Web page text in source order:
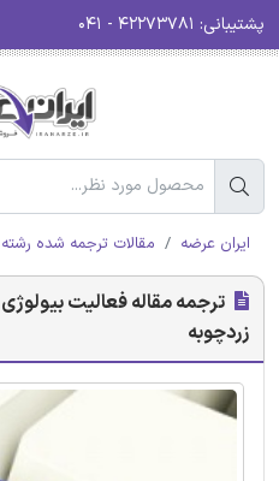
پشتیبانی:
ایران عرضه مقالات ترجمه شده
ترجمه مقاله فعالیت بیولوژی
زردچوبه